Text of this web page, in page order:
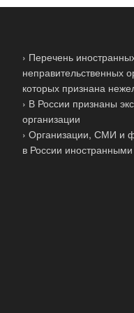
› Перечень
неправительственных
которых признана
› В России признаны
организации
› Организации, СМИ и
в России